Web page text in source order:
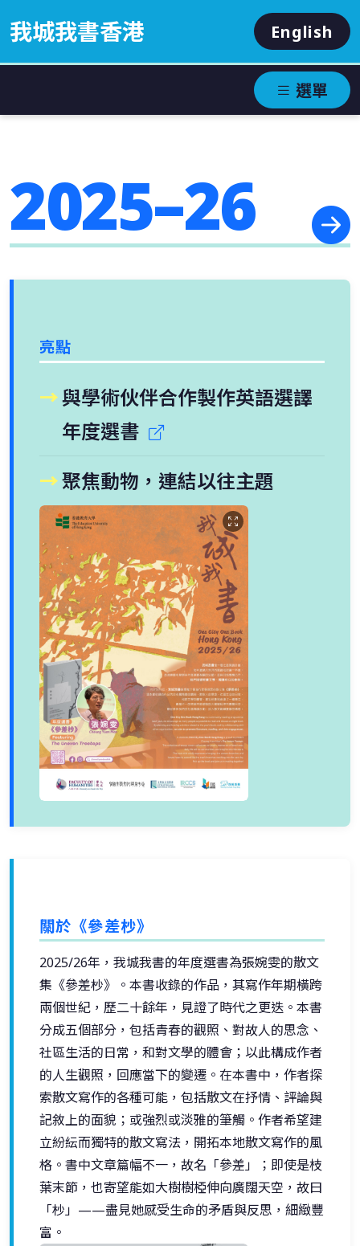
我城我書香港 English
選單
2025–26
亮點
與學術伙伴合作製作英語選譯
年度選書
聚焦動物，連結以往主題
關於《參差杪》
2025/26年，我城我書的年度選書為張婉雯的散文
集《參差杪》。本書收錄的作品，其寫作年期橫跨
兩個世紀，歷二十餘年，見證了時代之更迭。本書
分成五個部分，包括青春的觀照、對故人的思念、
社區生活的日常，和對文學的體會；以此構成作者
的人生觀照，回應當下的變遷。在本書中，作者探
索散文寫作的各種可能，包括散文在抒情、評論與
記敘上的面貌；或強烈或淡雅的筆觸。作者希望建
立紛紜而獨特的散文寫法，開拓本地散文寫作的風
格。書中文章篇幅不一，故名「參差」；即使是枝
葉末節，也寄望能如大樹樹椏伸向廣闊天空，故曰
「杪」——盡見她感受生命的矛盾與反思，細緻豐
富。